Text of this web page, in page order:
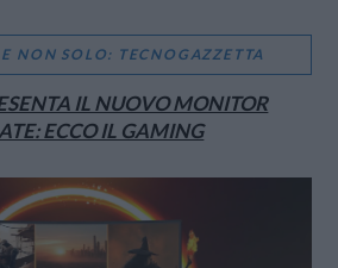
NON SOLO: TECNOGAZZETTA
IL NUOVO MONITOR
ECCO IL GAMING